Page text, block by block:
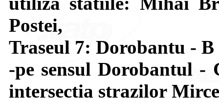
Postei,
Traseul 7: Dorobantu -
-pe sensul Dorobantul -
intersectia strazilor